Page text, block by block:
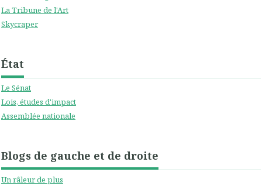
La Tribune de l'Art
Skycraper
État
Le Sénat
Lois, études d'impact
Assemblée nationale
Blogs de gauche et de droite
Un râleur de plus